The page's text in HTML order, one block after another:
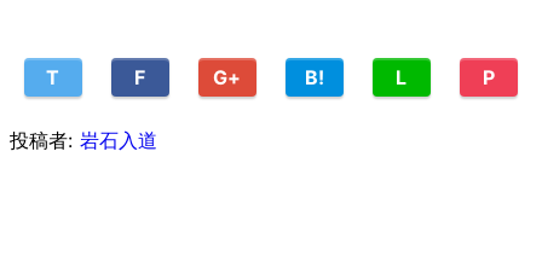
T F G+ B! L P
投稿者: 岩石入道